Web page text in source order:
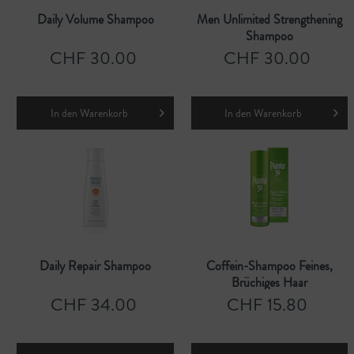
Daily Volume Shampoo
CHF 30.00
In den Warenkorb
Men Unlimited Strengthening
Shampoo
CHF 30.00
In den Warenkorb
Daily Repair Shampoo
CHF 34.00
Coffein-Shampoo Feines,
Brüchiges Haar
CHF 15.80